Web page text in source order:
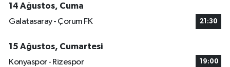
14 Ağustos, Cuma
Galatasaray - Çorum FK
21:30
15 Ağustos, Cumartesi
Konyaspor - Rizespor
19:00